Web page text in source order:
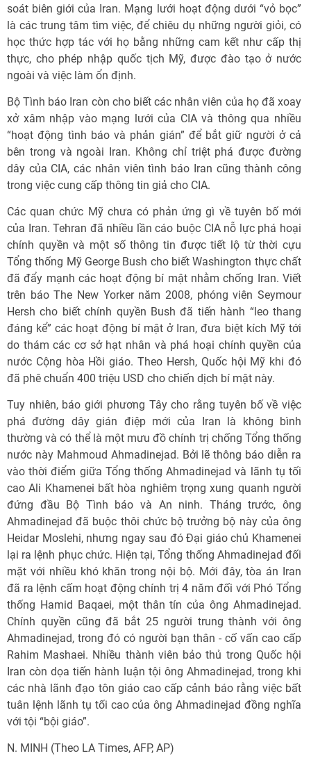
soát biên giới của Iran. Mạng lưới hoạt động dưới “vỏ bọc”
là các trung tâm tìm việc, để chiêu dụ những người giỏi, có
học thức hợp tác với họ bằng những cam kết như cấp thị
thực, cho phép nhập quốc tịch Mỹ, được đào tạo ở nước
ngoài và việc làm ổn định.
Bộ Tình báo Iran còn cho biết các nhân viên của họ đã xoay
xở xâm nhập vào mạng lưới của CIA và thông qua nhiều
“hoạt động tình báo và phản gián” để bắt giữ người ở cả
bên trong và ngoài Iran. Không chỉ triệt phá được đường
dây của CIA, các nhân viên tình báo Iran cũng thành công
trong việc cung cấp thông tin giả cho CIA.
Các quan chức Mỹ chưa có phản ứng gì về tuyên bố mới
của Iran. Tehran đã nhiều lần cáo buộc CIA nỗ lực phá hoại
chính quyền và một số thông tin được tiết lộ từ thời cựu
Tổng thống Mỹ George Bush cho biết Washington thực chất
đã đẩy mạnh các hoạt động bí mật nhằm chống Iran. Viết
trên báo The New Yorker năm 2008, phóng viên Seymour
Hersh cho biết chính quyền Bush đã tiến hành “leo thang
đáng kể” các hoạt động bí mật ở Iran, đưa biệt kích Mỹ tới
do thám các cơ sở hạt nhân và phá hoại chính quyền của
nước Cộng hòa Hồi giáo. Theo Hersh, Quốc hội Mỹ khi đó
đã phê chuẩn 400 triệu USD cho chiến dịch bí mật này.
Tuy nhiên, báo giới phương Tây cho rằng tuyên bố về việc
phá đường dây gián điệp mới của Iran là không bình
thường và có thể là một mưu đồ chính trị chống Tổng thống
nước này Mahmoud Ahmadinejad. Bởi lẽ thông báo diễn ra
vào thời điểm giữa Tổng thống Ahmadinejad và lãnh tụ tối
cao Ali Khamenei bất hòa nghiêm trọng xung quanh người
đứng đầu Bộ Tình báo và An ninh. Tháng trước, ông
Ahmadinejad đã buộc thôi chức bộ trưởng bộ này của ông
Heidar Moslehi, nhưng ngay sau đó Đại giáo chủ Khamenei
lại ra lệnh phục chức. Hiện tại, Tổng thống Ahmadinejad đối
mặt với nhiều khó khăn trong nội bộ. Mới đây, tòa án Iran
đã ra lệnh cấm hoạt động chính trị 4 năm đối với Phó Tổng
thống Hamid Baqaei, một thân tín của ông Ahmadinejad.
Chính quyền cũng đã bắt 25 người trung thành với ông
Ahmadinejad, trong đó có người bạn thân - cố vấn cao cấp
Rahim Mashaei. Nhiều thành viên bảo thủ trong Quốc hội
Iran còn dọa tiến hành luận tội ông Ahmadinejad, trong khi
các nhà lãnh đạo tôn giáo cao cấp cảnh báo rằng việc bất
tuân lệnh lãnh tụ tối cao của ông Ahmadinejad đồng nghĩa
với tội “bội giáo”.
N. MINH (Theo LA Times, AFP, AP)